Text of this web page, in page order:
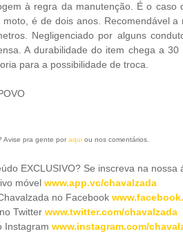
à regra da manutenção. É o caso
é de dois anos. Recomendável
Negligenciado por alguns
A durabilidade do item chega a
para a possibilidade de troca.
Avise pra gente por aqui ou nos comentários.
EXCLUSIVO? Se inscreva na nossa
móvel www.app.vc/chavalzada
no Facebook
Twitter www.twitter.com/chavalzada
Instagram www.instagram.com/